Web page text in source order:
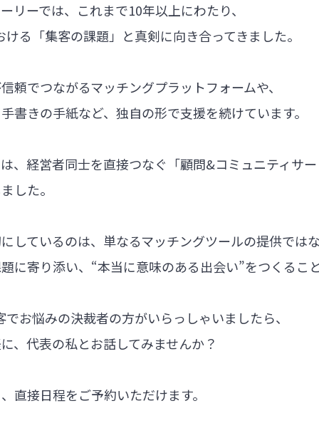
リーでは、これまで10年以上にわたり、
る「集客の課題」と真剣に向き合ってきました。
頼でつながるマッチングプラットフォームや、
書きの手紙など、独自の形で支援を続けています。
、経営者同士を直接つなぐ「顧問&コミュニティサ
した。
しているのは、単なるマッチングツールの提供では
に寄り添い、“本当に意味のある出会い”をつくるこ
お悩みの決裁者の方がいらっしゃいましたら、
、代表の私とお話してみませんか？
直接日程をご予約いただけます。